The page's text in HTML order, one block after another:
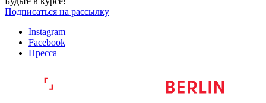
Подписаться на рассылку
Instagram
Facebook
Пресса